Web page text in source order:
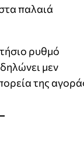
παλαιά
ρυθμό
μεν
της